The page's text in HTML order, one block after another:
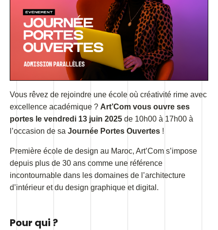
Vous rêvez de rejoindre une école où créativité rime avec
excellence académique ? Art’Com vous ouvre ses
portes le vendredi 13 juin 2025 de 10h00 à 17h00 à
l’occasion de sa Journée Portes Ouvertes !
Première école de design au Maroc, Art’Com s’impose
depuis plus de 30 ans comme une référence
incontournable dans les domaines de l’architecture
d’intérieur et du design graphique et digital.
Pour qui ?